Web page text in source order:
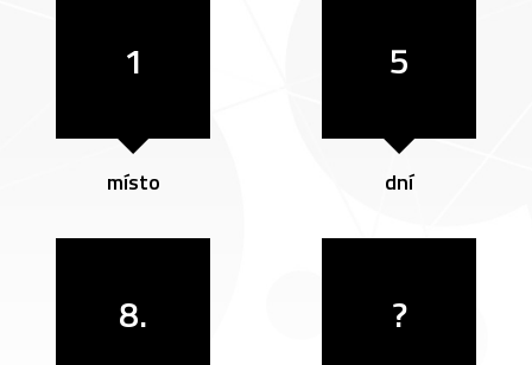
1
místo
5
dní
8. ?